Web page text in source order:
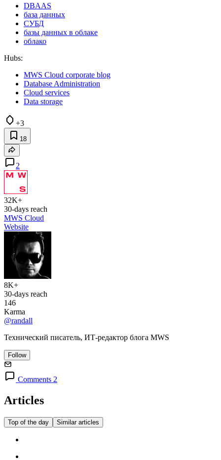
DBAAS
база данных
СУБД
базы данных в облаке
облако
Hubs:
MWS Cloud corporate blog
Database Administration
Cloud services
Data storage
+3
18
2
32K+
30-days reach
MWS Cloud
Website
8K+
30-days reach
146
Karma
@randall
Технический писатель, ИТ-редактор блога MWS
Follow
Comments 2
Articles
Top of the day Similar articles